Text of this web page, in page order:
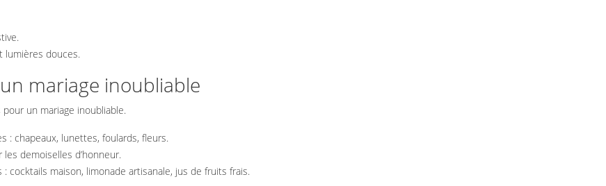
lumières douces.
mariage inoubliable
un mariage inoubliable.
: chapeaux, lunettes, foulards, fleurs.
demoiselles d’honneur.
cocktails maison, limonade artisanale, jus de fruits frais.